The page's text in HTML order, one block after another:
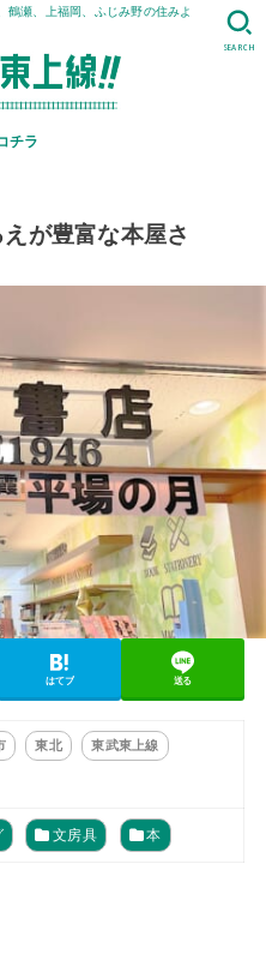
鶴瀬、上福岡、ふじみ野の住みよ
チラ
SEARCH
が豊富な本屋さ
はてブ 送る
東北 東武東上線
文房具 本